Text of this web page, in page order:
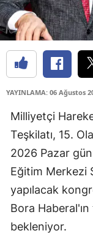
YAYINLAMA: 06 Ağustos
Milliyetçi
Teşkilatı, 15.
2026 Pazar
Eğitim Merkezi
yapılacak
Bora
bekleniyor.